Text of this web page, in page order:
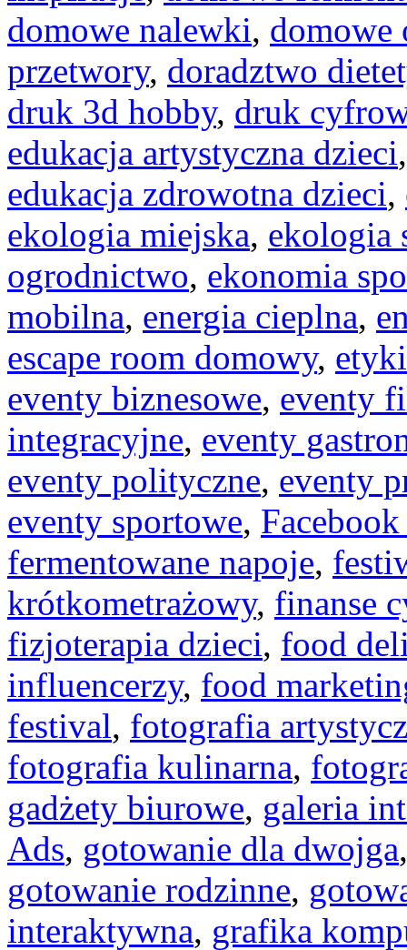
domowe nalewki, domowe
przetwory, doradztwo
druk 3d hobby, druk
edukacja artystyczna dzieci
edukacja zdrowotna dzieci,
ekologia miejska, ekologia
ogrodnictwo, ekonomia
mobilna, energia cieplna,
escape room domowy,
eventy biznesowe, eventy
integracyjne, eventy
eventy polityczne, eventy
eventy sportowe,
fermentowane napoje,
krótkometrażowy, finanse
fizjoterapia dzieci, food
influencerzy, food
festival, fotografia
fotografia kulinarna,
gadżety biurowe, galeria
Ads, gotowanie dla dwojga
gotowanie rodzinne,
interaktywna, grafika